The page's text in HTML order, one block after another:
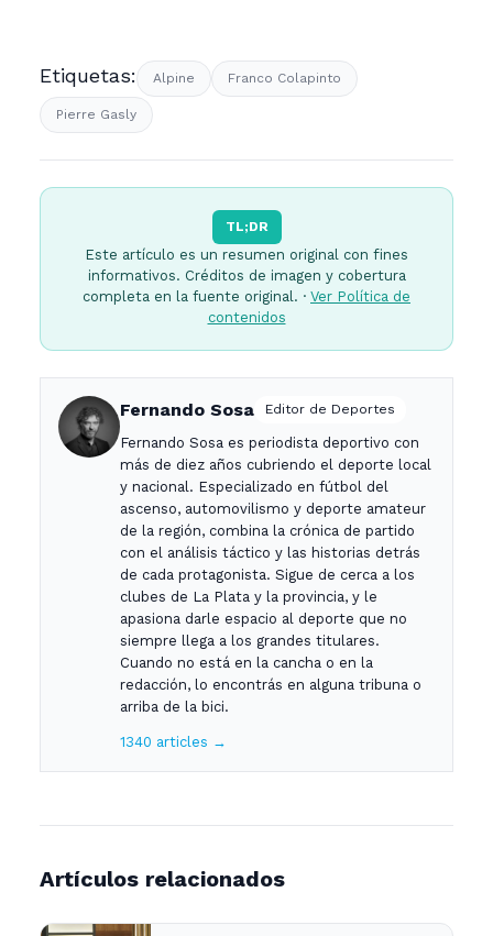
Etiquetas: Alpine Franco Colapinto
Pierre Gasly
TL;DR
Este artículo es un resumen original con fines
informativos. Créditos de imagen y cobertura
completa en la fuente original. · Ver Política de
contenidos
Fernando Sosa Editor de Deportes
Fernando Sosa es periodista deportivo con
más de diez años cubriendo el deporte local
y nacional. Especializado en fútbol del
ascenso, automovilismo y deporte amateur
de la región, combina la crónica de partido
con el análisis táctico y las historias detrás
de cada protagonista. Sigue de cerca a los
clubes de La Plata y la provincia, y le
apasiona darle espacio al deporte que no
siempre llega a los grandes titulares.
Cuando no está en la cancha o en la
redacción, lo encontrás en alguna tribuna o
arriba de la bici.
1340 articles →
Artículos relacionados